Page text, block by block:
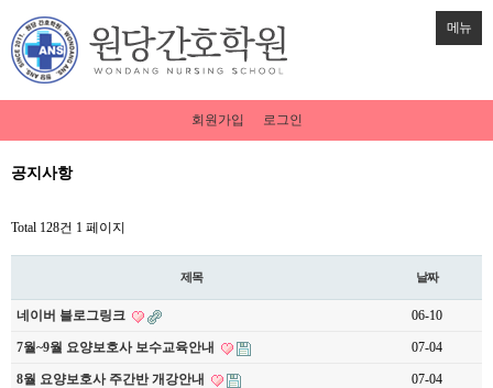
메뉴
회원가입 로그인
공지사항
Total 128건 1 페이지
제목 날짜
네이버 블로그링크 06-10
7월~9월 요양보호사 보수교육안내 07-04
8월 요양보호사 주간반 개강안내 07-04